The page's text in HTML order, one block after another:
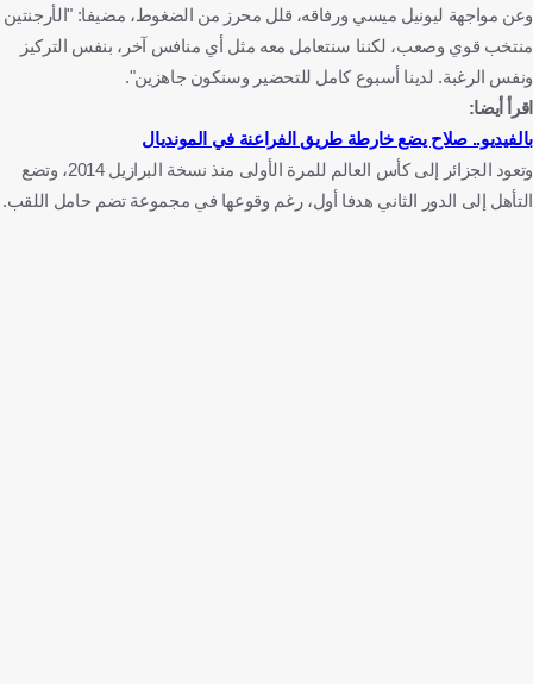
وعن مواجهة ليونيل ميسي ورفاقه، قلل محرز من الضغوط، مضيفا: "الأرجنتين
منتخب قوي وصعب، لكننا سنتعامل معه مثل أي منافس آخر، بنفس التركيز
ونفس الرغبة. لدينا أسبوع كامل للتحضير وسنكون جاهزين".
اقرأ أيضا:
بالفيديو.. صلاح يضع خارطة طريق الفراعنة في المونديال
وتعود الجزائر إلى كأس العالم للمرة الأولى منذ نسخة البرازيل 2014، وتضع
التأهل إلى الدور الثاني هدفا أول، رغم وقوعها في مجموعة تضم حامل اللقب.